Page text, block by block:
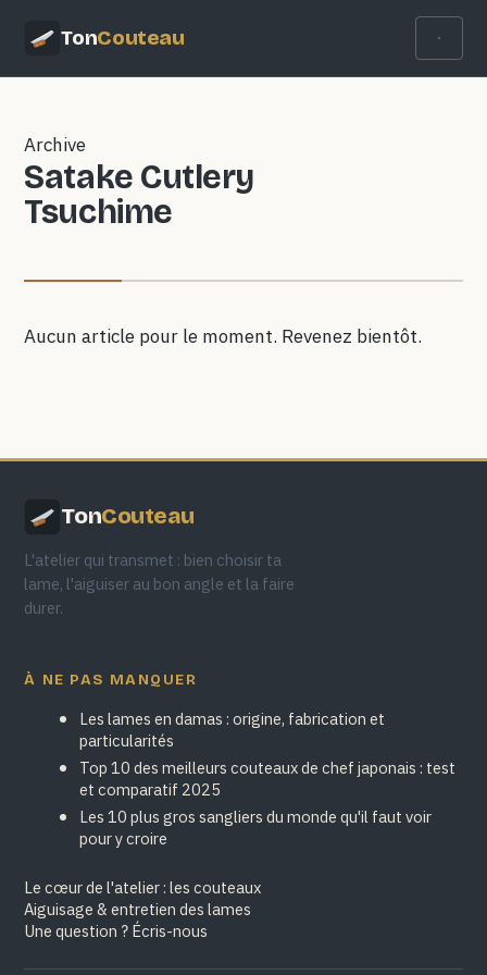
TonCouteau
Archive
Satake Cutlery
Tsuchime
Aucun article pour le moment. Revenez bientôt.
TonCouteau
L'atelier qui transmet : bien choisir ta
lame, l'aiguiser au bon angle et la faire
durer.
À NE PAS MANQUER
Les lames en damas : origine, fabrication et
particularités
Top 10 des meilleurs couteaux de chef japonais : test
et comparatif 2025
Les 10 plus gros sangliers du monde qu'il faut voir
pour y croire
Le cœur de l'atelier : les couteaux
Aiguisage & entretien des lames
Une question ? Écris-nous